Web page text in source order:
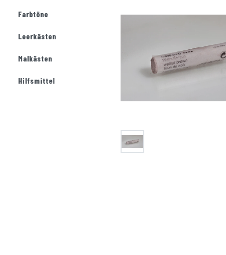
Farbtöne
Leerkästen
Malkästen
Hilfsmittel